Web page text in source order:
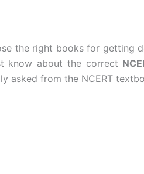
the right books for getting
know about the correct
asked from the NCERT